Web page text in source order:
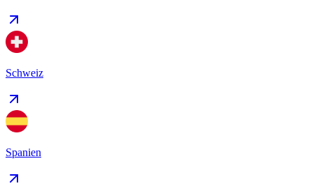
Schweiz
Spanien